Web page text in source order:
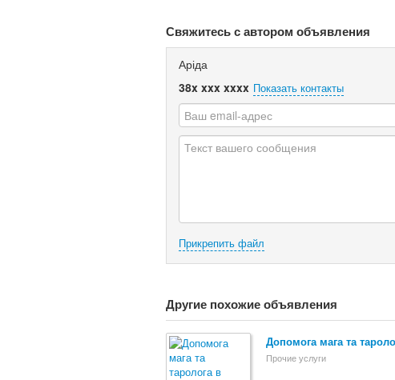
Свяжитесь с автором объявления
Аріда
38x xxx xxxx Показать контакты
Прикрепить файл
Другие похожие объявления
Допомога мага та
Прочие услуги